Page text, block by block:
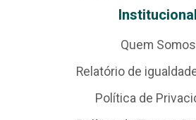
Institucional
Quem Somos
Relatório de
Política de